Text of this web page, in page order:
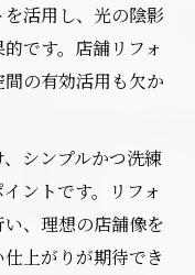
活用し、光の陰影
です。店舗リフォ
の有効活用も欠か
シンプルかつ洗練
ントです。リフォ
、理想の店舗像を
上がりが期待でき